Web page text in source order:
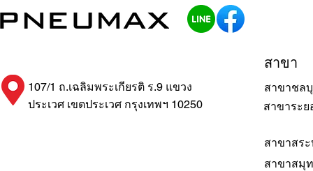
สาขาระย
107/1 ถ.เฉลิมพระเกียรติ ร.9 แขวง
ประเวศ เขตประเวศ กรุงเทพฯ 10250
สาขา
สาขาสร
สาขาชล
สาขาสมุ